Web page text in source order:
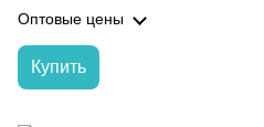
Оптовые цены
Купить